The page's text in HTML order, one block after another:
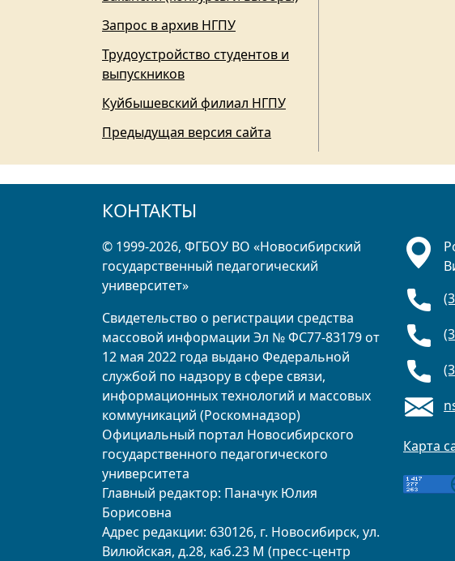
Запрос в архив НГПУ
Трудоустройство студентов и
выпускников
Куйбышевский филиал НГПУ
Предыдущая версия сайта
КОНТАКТЫ
© 1999-2026, ФГБОУ ВО «Новосибирский
государственный педагогический
университет»
Свидетельство о регистрации средства
массовой информации Эл № ФС77-83179 от
12 мая 2022 года выдано Федеральной
службой по надзору в сфере связи,
информационных технологий и массовых
коммуникаций (Роскомнадзор)
Официальный портал Новосибирского
государственного педагогического
университета
Главный редактор: Паначук Юлия
Борисовна
Адрес редакции: 630126, г. Новосибирск, ул.
Вилюйская, д.28, каб.23 М (пресс-центр
Карта